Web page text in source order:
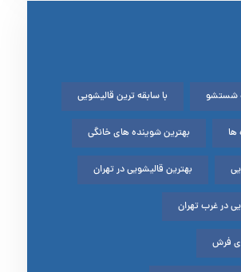
شستشو با سابقه ترین قالیشویی
ها بهترین شوینده های خانگی
بهترین قالیشویی در تهران
در غرب تهران
فرش